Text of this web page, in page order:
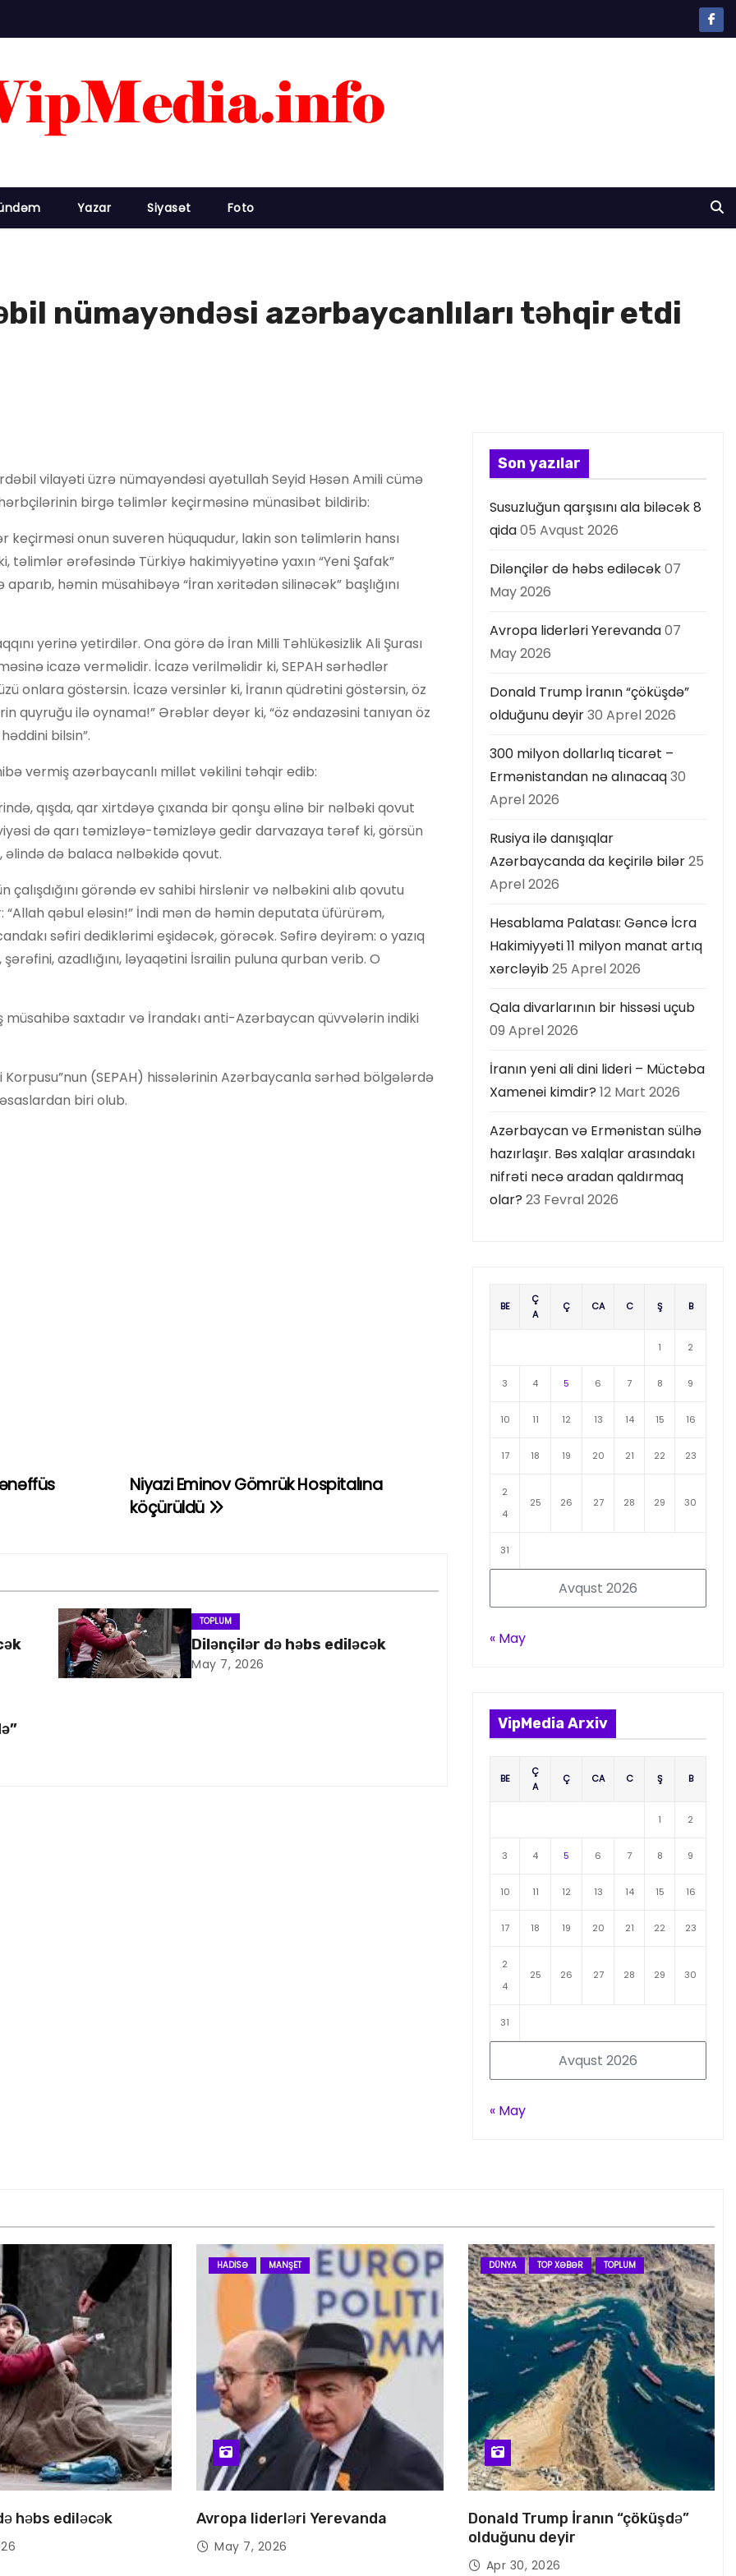
Yazar Siyasət Foto
nümayəndəsi azərbaycanlıları təhqir etdi
vilayəti üzrə nümayəndəsi ayətullah Seyid Həsən Amili cümə
birgə təlimlər keçirməsinə münasibət bildirib:
onun suveren hüququdur, lakin son təlimlərin hansı
təlimlər ərəfəsində Türkiyə hakimiyyətinə yaxın “Yeni Şafak”
həmin müsahibəyə “İran xəritədən silinəcək” başlığını
yerinə yetirdilər. Ona görə də İran Milli Təhlükəsizlik Ali Şurası
icazə verməlidir. İcazə verilməlidir ki, SEPAH sərhədlər
onlara göstərsin. İcazə versinlər ki, İranın qüdrətini göstərsin, öz
quyruğu ilə oynama!” Ərəblər deyər ki, “öz əndazəsini tanıyan öz
bilsin”.
vermiş azərbaycanlı millət vəkilini təhqir edib:
qışda, qar xirtdəyə çıxanda bir qonşu əlinə bir nəlbəki qovut
də qarı təmizləyə-təmizləyə gedir darvazaya tərəf ki, görsün
əlində də balaca nəlbəkidə qovut.
görəndə ev sahibi hirslənir və nəlbəkini alıb qovutu
“Allah qəbul eləsin!” İndi mən də həmin deputata üfürürəm,
səfiri dediklərimi eşidəcək, görəcək. Səfirə deyirəm: o yazıq
azadlığını, ləyaqətini İsrailin puluna qurban verib. O
müsahibə saxtadır və İrandakı anti-Azərbaycan qüvvələrin indiki
Korpusu”nun (SEPAH) hissələrinin Azərbaycanla sərhəd bölgələrdə
biri olub.
Niyazi Eminov Gömrük Hospitalına
köçürüldü
TOPLUM
Dilənçilər də həbs ediləcək
May 7, 2026
Son yazılar
Susuzluğun qarşısını ala biləcək 8
qida05 Avqust 2026
Dilənçilər də həbs ediləcək07
May 2026
Avropa liderləri Yerevanda07
May 2026
Donald Trump İranın “çöküşdə”
olduğunu deyir30 Aprel 2026
300 milyon dollarlıq ticarət –
Ermənistandan nə alınacaq30
Aprel 2026
Rusiya ilə danışıqlar
Azərbaycanda da keçirilə bilər25
Aprel 2026
Hesablama Palatası: Gəncə İcra
Hakimiyyəti 11 milyon manat artıq
xərcləyib25 Aprel 2026
Qala divarlarının bir hissəsi uçub
09 Aprel 2026
İranın yeni ali dini lideri – Müctəba
Xamenei kimdir? 12 Mart 2026
Azərbaycan və Ermənistan sülhə
hazırlaşır. Bəs xalqlar arasındakı
nifrəti necə aradan qaldırmaq
olar? 23 Fevral 2026
Avqust 2026
BE
Ç
A
Ç CA C Ş B
1 2
3 4 5 6 7 8 9
10 11 12 13 14 15 16
17 18 19 20 21 22 23
2
4
25 26 27 28 29 30
31
« May
VipMedia Arxiv
Avqust 2026
BE
Ç
A
Ç CA C Ş B
1 2
3 4 5 6 7 8 9
10 11 12 13 14 15 16
17 18 19 20 21 22 23
2
4
25 26 27 28 29 30
31
« May
həbs ediləcək
HADISƏ MANŞET
Avropa liderləri Yerevanda
May 7, 2026
DÜNYA TOP XƏBƏR TOPLUM
Donald Trump İranın “çöküşdə”
olduğunu deyir
Apr 30, 2026